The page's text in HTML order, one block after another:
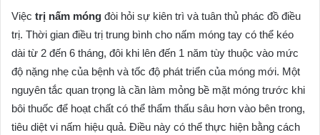
Việc trị nấm móng đòi hỏi sự kiên trì và tuân thủ phác đồ điều
trị. Thời gian điều trị trung bình cho nấm móng tay có thể kéo
dài từ 2 đến 6 tháng, đôi khi lên đến 1 năm tùy thuộc vào mức
độ nặng nhẹ của bệnh và tốc độ phát triển của móng mới. Một
nguyên tắc quan trọng là cần làm mỏng bề mặt móng trước khi
bôi thuốc để hoạt chất có thể thẩm thấu sâu hơn vào bên trong,
tiêu diệt vi nấm hiệu quả. Điều này có thể thực hiện bằng cách